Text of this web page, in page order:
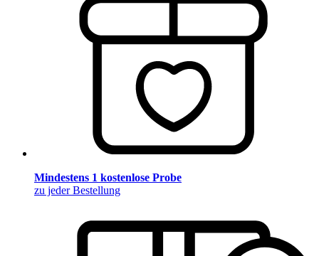
Mindestens 1 kostenlose Probe
zu jeder Bestellung